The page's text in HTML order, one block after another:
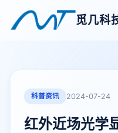
觅几科
科普资讯 2024-07-24
红外近场光学